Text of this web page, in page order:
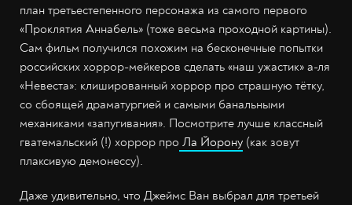
план третьестепенного персонажа из самого первого
«Проклятия Аннабель» (тоже весьма проходной картины).
Сам фильм получился похожим на бесконечные попытки
российских хоррор-мейкеров сделать «наш ужастик» а-ля
«Невеста»: клишированный хоррор про страшную тётку,
со сбоящей драматургией и самыми банальными
механиками «запугивания». Посмотрите лучше классный
гватемальский (!) хоррор про Ла Йорону (как зовут
плаксивую демонессу).
Даже удивительно, что Джеймс Ван выбрал для третьей